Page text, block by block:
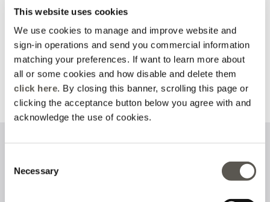
This website uses cookies
We use cookies to manage and improve website and
sign-in operations and send you commercial information
matching your preferences. If want to learn more about
all or some cookies and how disable and delete them
click here. By closing this banner, scrolling this page or
clicking the acceptance button below you agree with and
acknowledge the use of cookies.
Selection
Necessary
Meine Bestellung
Verfolgen Sie den Status
Ihrer Bestellung und
fordern Sie eine
Rücksendung an
Mehr erfahren
Melden Sie sich an oder
registrieren Sie sich und
entdecken Sie alle Vorteile
Mehr erfahren